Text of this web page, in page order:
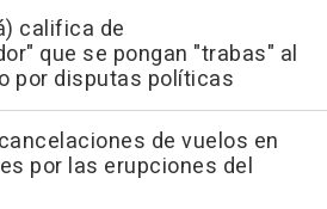
califica de
que se pongan "trabas" al
por disputas políticas
de vuelos en
por las erupciones del